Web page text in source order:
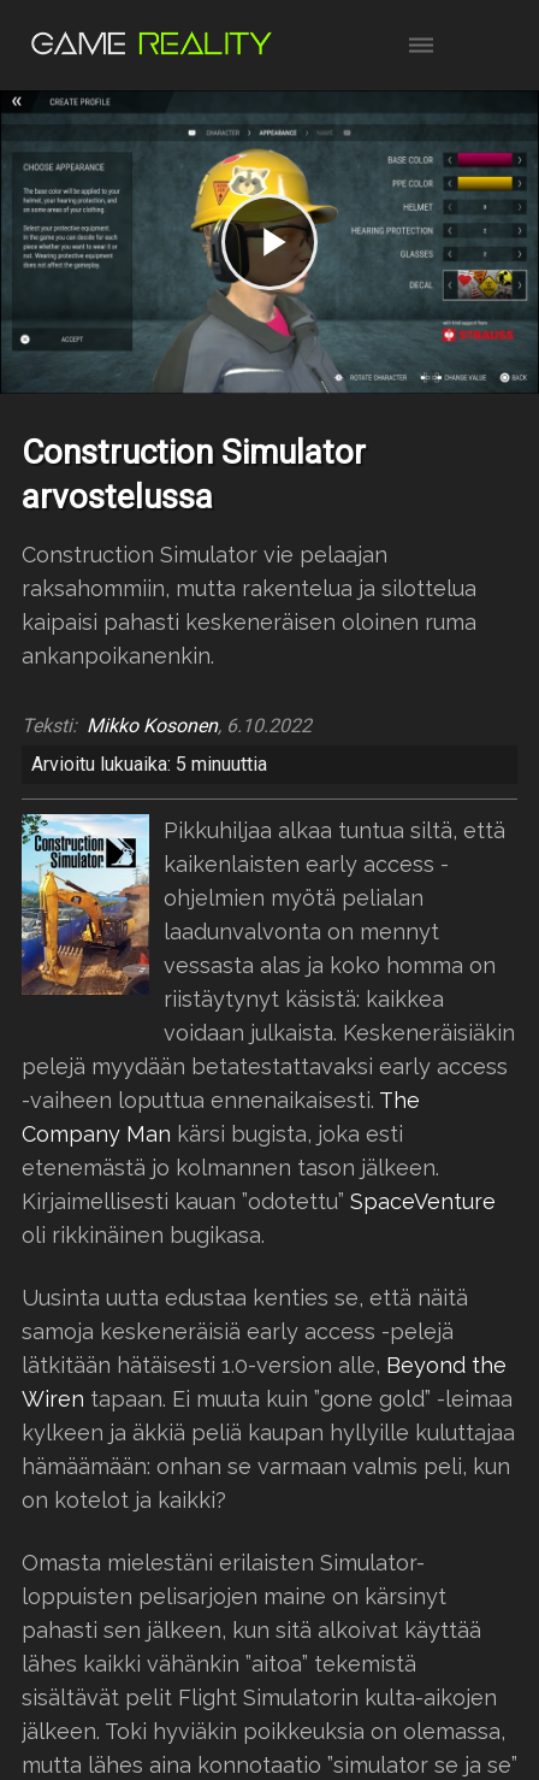
Construction Simulator
arvostelussa
Construction Simulator vie pelaajan
raksahommiin, mutta rakentelua ja silottelua
kaipaisi pahasti keskeneräisen oloinen ruma
ankanpoikanenkin.
Teksti: Mikko Kosonen, 6.10.2022
Arvioitu lukuaika: 5 minuuttia
Pikkuhiljaa alkaa tuntua siltä, että
kaikenlaisten early access -
ohjelmien myötä pelialan
laadunvalvonta on mennyt
vessasta alas ja koko homma on
riistäytynyt käsistä: kaikkea
voidaan julkaista. Keskeneräisiäkin
pelejä myydään betatestattavaksi early access
-vaiheen loputtua ennenaikaisesti. The
Company Man kärsi bugista, joka esti
etenemästä jo kolmannen tason jälkeen.
Kirjaimellisesti kauan ”odotettu” SpaceVenture
oli rikkinäinen bugikasa.
Uusinta uutta edustaa kenties se, että näitä
samoja keskeneräisiä early access -pelejä
lätkitään hätäisesti 1.0-version alle, Beyond the
Wiren tapaan. Ei muuta kuin ”gone gold” -leimaa
kylkeen ja äkkiä peliä kaupan hyllyille kuluttajaa
hämäämään: onhan se varmaan valmis peli, kun
on kotelot ja kaikki?
Omasta mielestäni erilaisten Simulator-
loppuisten pelisarjojen maine on kärsinyt
pahasti sen jälkeen, kun sitä alkoivat käyttää
lähes kaikki vähänkin ”aitoa” tekemistä
sisältävät pelit Flight Simulatorin kulta-aikojen
jälkeen. Toki hyviäkin poikkeuksia on olemassa,
mutta lähes aina konnotaatio ”simulator se ja se”